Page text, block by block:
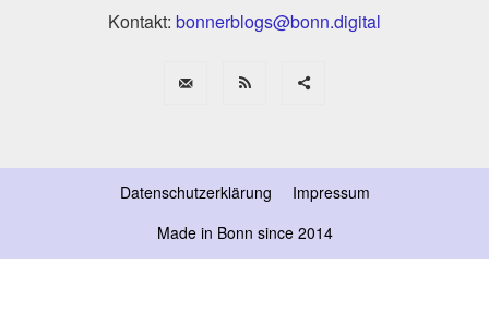
Kontakt: bonnerblogs@bonn.digital
Datenschutzerklärung
Impressum
Made in Bonn since 2014